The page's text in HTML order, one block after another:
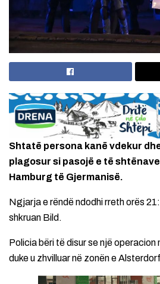
Shtatë persona kanë vdekur
plagosur si pasojë e të
Hamburg të Gjermanisë.
Ngjarja e rëndë ndodhi rreth orës
shkruan Bild.
Policia bëri të disur se një
duke u zhvilluar në zonën e